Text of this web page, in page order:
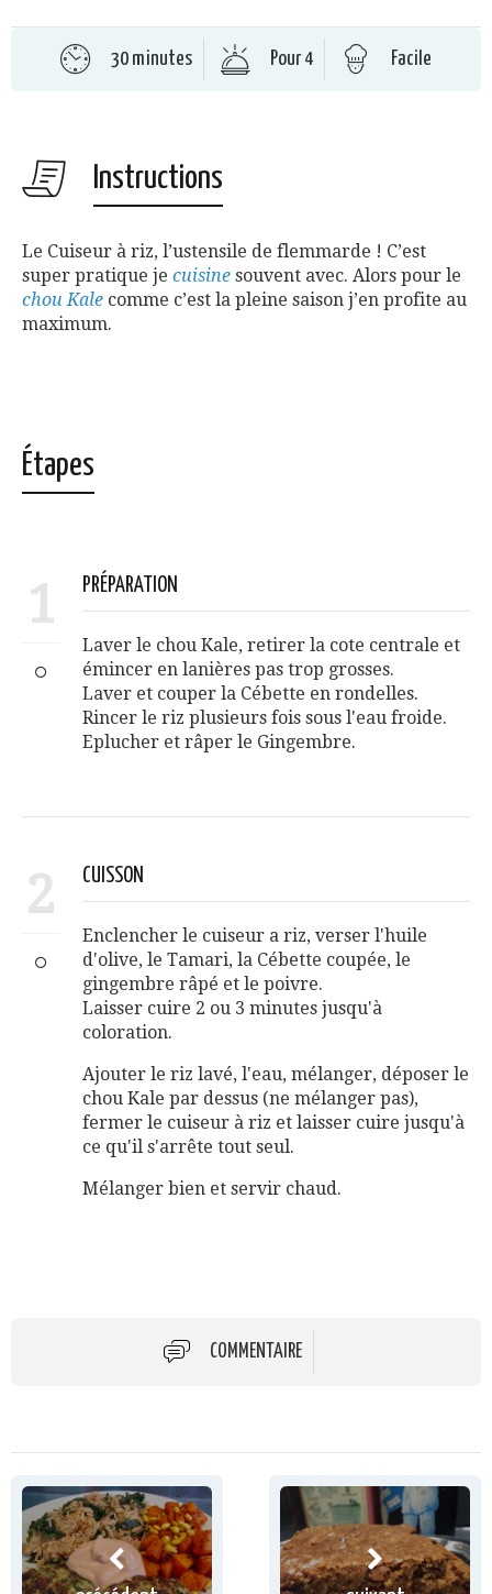
30 minutes Pour 4 Facile
Instructions
Le Cuiseur à riz, l’ustensile de flemmarde ! C’est
super pratique je cuisine souvent avec. Alors pour le
chou Kale comme c’est la pleine saison j’en profite au
maximum.
Étapes
1 PRÉPARATION
Laver le chou Kale, retirer la cote centrale et
émincer en lanières pas trop grosses.
Laver et couper la Cébette en rondelles.
Rincer le riz plusieurs fois sous l'eau froide.
Eplucher et râper le Gingembre.
2 CUISSON
Enclencher le cuiseur a riz, verser l'huile
d'olive, le Tamari, la Cébette coupée, le
gingembre râpé et le poivre.
Laisser cuire 2 ou 3 minutes jusqu'à
coloration.
Ajouter le riz lavé, l'eau, mélanger, déposer le
chou Kale par dessus (ne mélanger pas),
fermer le cuiseur à riz et laisser cuire jusqu'à
ce qu'il s'arrête tout seul.
Mélanger bien et servir chaud.
COMMENTAIRE